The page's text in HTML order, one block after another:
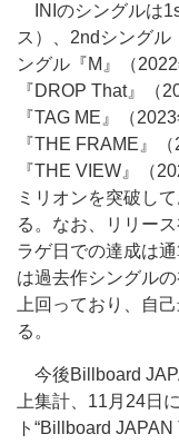
INIのシングルは
ス）、2ndシングル
ングル『M』（
『DROP That』（
『TAG ME』（
『THE FRAME』
『THE VIEW』（
ミリオンを突破し
る。なお、リリー
ラゲ日での達成は
は過去作シングル
上回っており、自
る。
今後Billboard
上集計、11月24日
ト“Billboard